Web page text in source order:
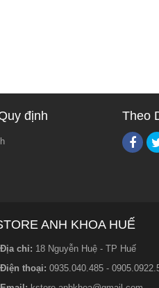
định Theo
ANH KHOA HUẾ
Địa chỉ: 18 Nguyễn Huệ - TP Huế
Điện thoại: 0935.040.485 -